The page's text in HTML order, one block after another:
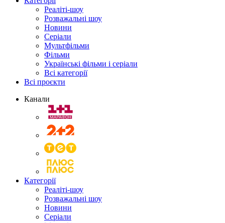
Реаліті-шоу
Розважальні шоу
Новини
Серіали
Мультфільми
Фільми
Українські фільми і серіали
Всі категорії
Всі проєкти
Канали
Категорії
Реаліті-шоу
Розважальні шоу
Новини
Серіали